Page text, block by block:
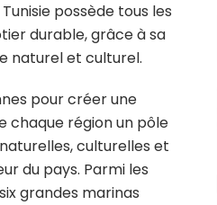
possède tous les
durable, grâce à sa
naturel et culturel.
pour créer une
chaque région un pôle
culturelles et
du pays. Parmi les
grandes marinas